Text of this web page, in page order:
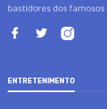
bastidores dos famosos
ENTRETENIMENTO